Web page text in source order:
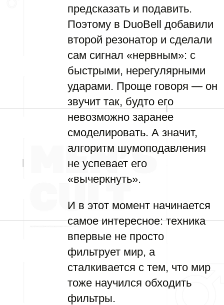
предсказать и подавить.
Поэтому в DuoBell добавили
второй резонатор и сделали
сам сигнал «нервным»: с
быстрыми, нерегулярными
ударами. Проще говоря — он
звучит так, будто его
невозможно заранее
смоделировать. А значит,
алгоритм шумоподавления
не успевает его
«вычеркнуть».
И в этот момент начинается
самое интересное: техника
впервые не просто
фильтрует мир, а
сталкивается с тем, что мир
тоже научился обходить
фильтры.